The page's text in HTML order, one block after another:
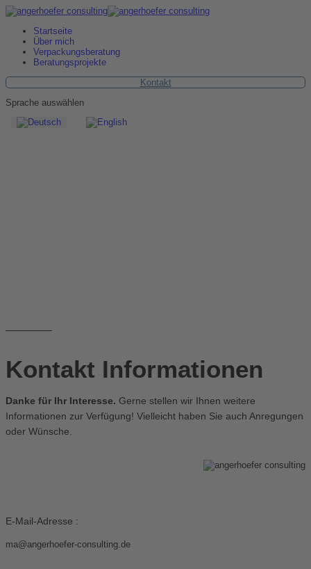
Startseite
Über mich
Verpackungsberatung
Beratungsprojekte
Kontakt
Sprache auswählen
Kontakt Informationen
Danke für Ihr Interesse. Gerne stellen wir Ihnen weitere
Informationen zur Verfügung! Vielleicht haben Sie auch Anregungen
oder Wünsche.
E-Mail-Adresse :
ma@angerhoefer-consulting.de